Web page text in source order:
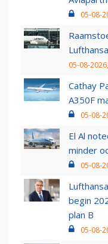
05-08-
05-08-
Cathay
A350F
05-08-
El Al
minder
05-08-
begin
plan B
05-08-